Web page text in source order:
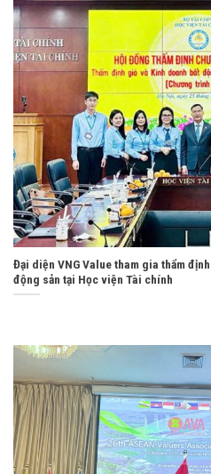
Đại diện VNG Value tham gia thẩm
động sản tại Học viện Tài chính